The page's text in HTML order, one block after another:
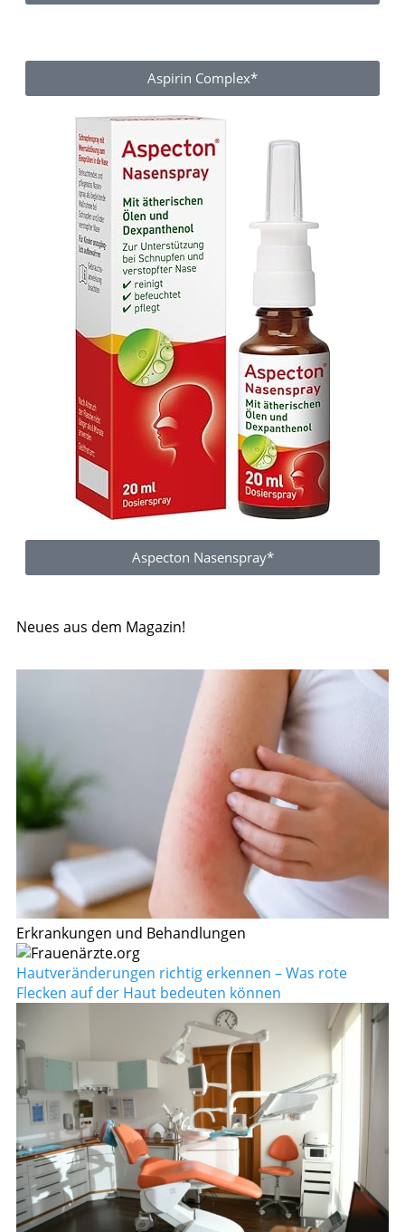
Aspirin Complex*
Aspecton Nasenspray*
Neues aus dem Magazin!
Erkrankungen und Behandlungen
Hautveränderungen richtig erkennen – Was rote
Flecken auf der Haut bedeuten können